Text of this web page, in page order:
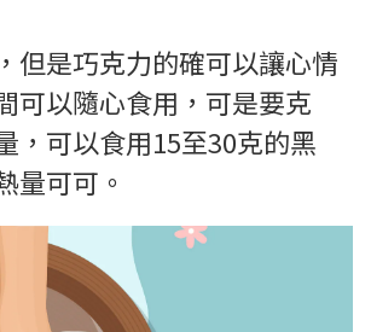
但是巧克力的確可以讓心情
可以隨心食用，可是要克
，可以食用15至30克的黑
量可可。